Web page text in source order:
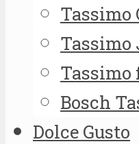
Tassimo
Tassimo
Tassimo
Bosch
Dolce Gusto